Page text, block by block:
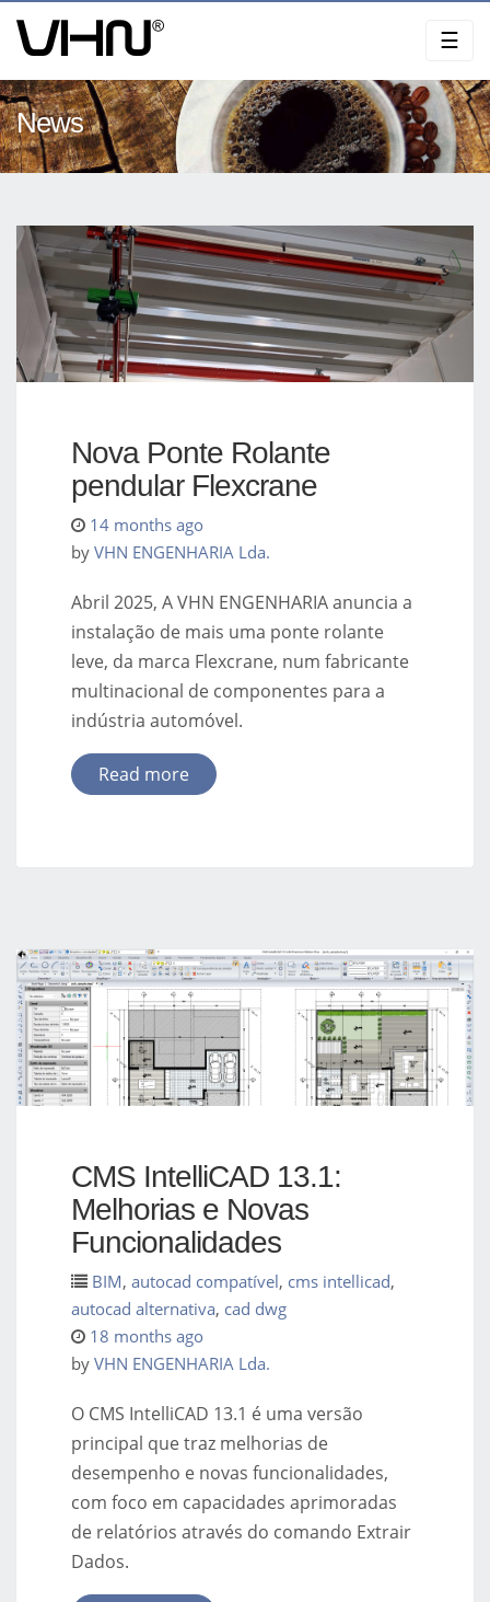
☰
News
Nova Ponte Rolante
pendular Flexcrane
14 months ago
by VHN ENGENHARIA Lda.
Abril 2025, A VHN ENGENHARIA anuncia a
instalação de mais uma ponte rolante
leve, da marca Flexcrane, num fabricante
multinacional de componentes para a
indústria automóvel.
Read more
CMS IntelliCAD 13.1:
Melhorias e Novas
Funcionalidades
BIM, autocad compatível, cms intellicad,
autocad alternativa, cad dwg
18 months ago
by VHN ENGENHARIA Lda.
O CMS IntelliCAD 13.1 é uma versão
principal que traz melhorias de
desempenho e novas funcionalidades,
com foco em capacidades aprimoradas
de relatórios através do comando Extrair
Dados.